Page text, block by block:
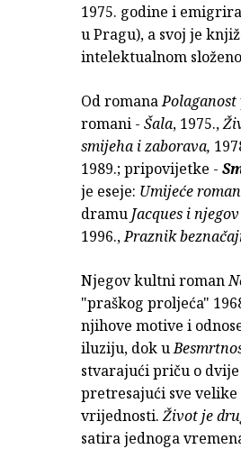
1975. godine i
u Pragu), a svoj je
intelektualnom
Od romanaPolaganost
romani - Šala, 1975.,
smijeha i zaborava,
1989.; pripovijetke -
je eseje: Umijeće
dramu Jacques i
1996.,Praznik
Njegov kultni roman
"praškog proljeća"
njihove motive i
iluziju, dok u
stvarajući priču o
pretresajući sve
vrijednosti.Život je
satira jednoga